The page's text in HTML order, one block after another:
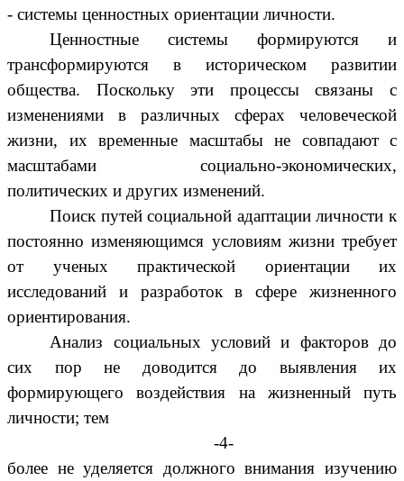
- системы ценностных ориентации личности.
Ценностные системы формируются и
трансформируются в историческом развитии
общества. Поскольку эти процессы связаны с
изменениями в различных сферах человеческой
жизни, их временные масштабы не совпадают с
масштабами социально-экономических,
политических и других изменений.
Поиск путей социальной адаптации личности к
постоянно изменяющимся условиям жизни требует
от ученых практической ориентации их
исследований и разработок в сфере жизненного
ориентирования.
Анализ социальных условий и факторов до
сих пор не доводится до выявления их
формирующего воздействия на жизненный путь
личности; тем
-4-
более не уделяется должного внимания изучению